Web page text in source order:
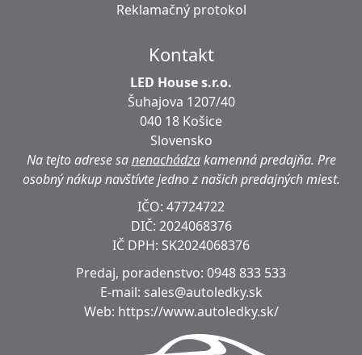
Reklamačný protokol
Kontakt
LED House s.r.o.
Šuhajova 1207/40
040 18 Košice
Slovensko
Na tejto adrese sanenachádzakamenná predajňa. Pre
osobný nákup navštívte jedno z našich predajných miest.
IČO: 47724722
DIČ: 2024068376
IČ DPH: SK2024068376
Predaj, poradenstvo: 0948 833 533
E-mail: sales@autoledky.sk
Web: https://www.autoledky.sk/